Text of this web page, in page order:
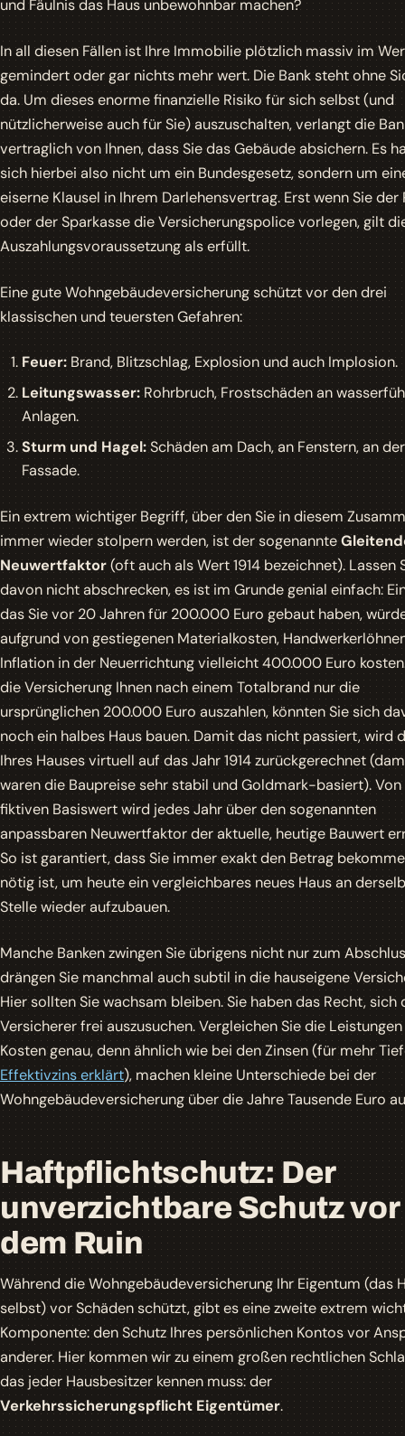
und Fäulnis das Haus unbewohnbar machen?
In all diesen Fällen ist Ihre Immobilie plötzlich massiv im
gemindert oder gar nichts mehr wert. Die Bank steht ohne
da. Um dieses enorme finanzielle Risiko für sich selbst (und
nützlicherweise auch für Sie) auszuschalten, verlangt die
vertraglich von Ihnen, dass Sie das Gebäude absichern. Es
sich hierbei also nicht um ein Bundesgesetz, sondern um
eiserne Klausel in Ihrem Darlehensvertrag. Erst wenn Sie der
oder der Sparkasse die Versicherungspolice vorlegen, gilt
Auszahlungsvoraussetzung als erfüllt.
Eine gute Wohngebäudeversicherung schützt vor den drei
klassischen und teuersten Gefahren:
Feuer: Brand, Blitzschlag, Explosion und auch Implosion.
Leitungswasser:Rohrbruch, Frostschäden an
Anlagen.
Sturm und Hagel:Schäden am Dach, an Fenstern, an der
Fassade.
Ein extrem wichtiger Begriff, über den Sie in diesem
immer wieder stolpern werden, ist der sogenannte
Neuwertfaktor(oft auch als Wert 1914 bezeichnet). Lassen
davon nicht abschrecken, es ist im Grunde genial einfach:
das Sie vor 20 Jahren für 200.000 Euro gebaut haben,
aufgrund von gestiegenen Materialkosten,
Inflation in der Neuerrichtung vielleicht 400.000 Euro
die Versicherung Ihnen nach einem Totalbrand nur die
ursprünglichen 200.000 Euro auszahlen, könnten Sie sich
noch ein halbes Haus bauen. Damit das nicht passiert, wird
Ihres Hauses virtuell auf das Jahr 1914 zurückgerechnet
waren die Baupreise sehr stabil und Goldmark-basiert).
fiktiven Basiswert wird jedes Jahr über den sogenannten
anpassbaren Neuwertfaktor der aktuelle, heutige Bauwert
So ist garantiert, dass Sie immer exakt den Betrag
nötig ist, um heute ein vergleichbares neues Haus an
Stelle wieder aufzubauen.
Manche Banken zwingen Sie übrigens nicht nur zum
drängen Sie manchmal auch subtil in die hauseigene
Hier sollten Sie wachsam bleiben. Sie haben das Recht, sich
Versicherer frei auszusuchen. Vergleichen Sie die
Kosten genau, denn ähnlich wie bei den Zinsen (für mehr
Effektivzins erklärt), machen kleine Unterschiede bei der
Wohngebäudeversicherung über die Jahre Tausende Euro
Haftpflichtschutz: Der
unverzichtbare Schutz vor
dem Ruin
Während die Wohngebäudeversicherung Ihr Eigentum (das
selbst) vor Schäden schützt, gibt es eine zweite extrem
Komponente: den Schutz Ihres persönlichen Kontos vor
anderer. Hier kommen wir zu einem großen rechtlichen
das jeder Hausbesitzer kennen muss: der
Verkehrssicherungspflicht Eigentümer.